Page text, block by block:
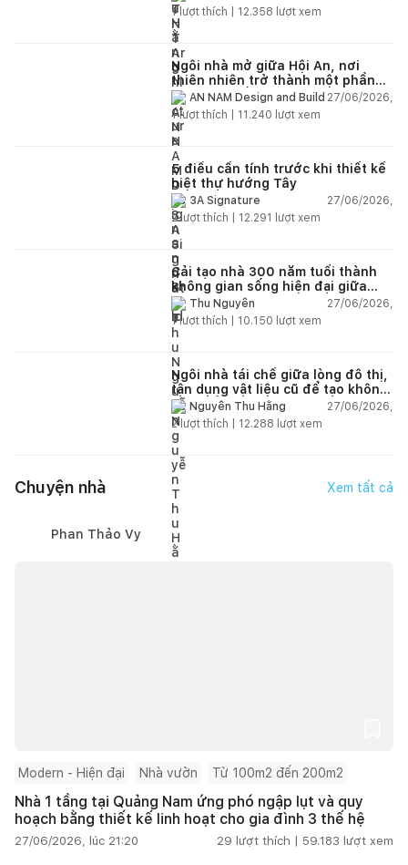
1lượt thích | 12.358 lượt xem
Ngôi nhà mở giữa Hội An, nơi
thiên nhiên trở thành một phần
của cuộc sống
AN NAM Design and Build 27/06/2026,
1lượt thích | 11.240 lượt xem
5 điều cần tính trước khi thiết kế
biệt thự hướng Tây
3A Signature
27/06/2026,
2lượt thích | 12.291 lượt xem
Cải tạo nhà 300 năm tuổi thành
không gian sống hiện đại giữa
thiên nhiên
Thu Nguyễn
27/06/2026,
1lượt thích | 10.150 lượt xem
Ngôi nhà tái chế giữa lòng đô thị,
tận dụng vật liệu cũ để tạo không
gian sống linh hoạt
Nguyễn Thu Hằng
27/06/2026,
2lượt thích | 12.288 lượt xem
Chuyện nhà Xem tất cả
Phan Thảo Vy
Modern - Hiện đại Nhà vườn Từ 100m2 đến 200m2
Nhà 1 tầng tại Quảng Nam ứng phó ngập lụt và quy
hoạch bằng thiết kế linh hoạt cho gia đình 3 thế hệ
27/06/2026, lúc 21:20 29 lượt thích | 59.183 lượt xem